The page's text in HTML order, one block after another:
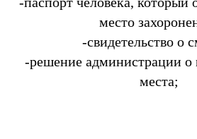
место
-свидетельство о
-решение администрации о
места;